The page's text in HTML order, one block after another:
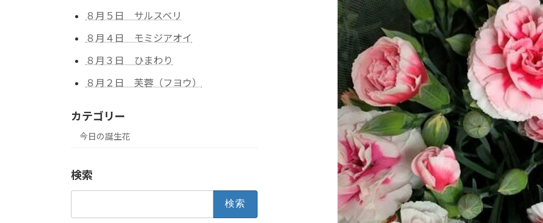
８月５日 サルスベリ
８月４日 モミジアオイ
８月３日 ひまわり
８月２日 芙蓉（フヨウ）
カテゴリー
今日の誕生花
検索